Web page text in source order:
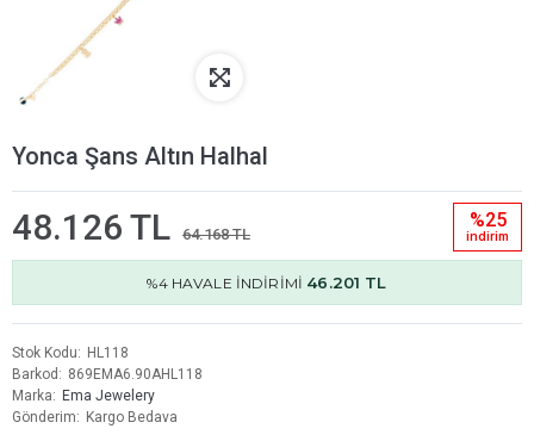
Yonca Şans Altın Halhal
48.126 TL 64.168 TL
%25
i̇ndi̇ri̇m
%4 HAVALE İNDİRİMİ 46.201 TL
Stok Kodu
HL118
Barkod
869EMA6.90AHL118
Marka
Ema Jewelery
Gönderim
Kargo Bedava